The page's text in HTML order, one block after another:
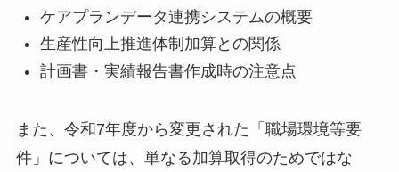
ケアプランデータ連携システムの概要
生産性向上推進体制加算との関係
計画書・実績報告書作成時の注意点
また、令和7年度から変更された「職場環境等要
件」については、単なる加算取得のためではな